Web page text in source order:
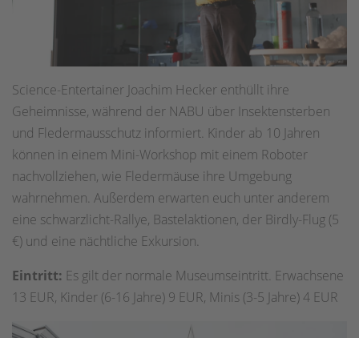
Science-Entertainer Joachim Hecker enthüllt ihre
Geheimnisse, während der NABU über Insektensterben
und Fledermausschutz informiert. Kinder ab 10 Jahren
können in einem Mini-Workshop mit einem Roboter
nachvollziehen, wie Fledermäuse ihre Umgebung
wahrnehmen. Außerdem erwarten euch unter anderem
eine schwarzlicht-Rallye, Bastelaktionen, der Birdly-Flug (5
€) und eine nächtliche Exkursion.
Eintritt: Es gilt der normale Museumseintritt. Erwachsene
13 EUR, Kinder (6-16 Jahre) 9 EUR, Minis (3-5 Jahre) 4 EUR